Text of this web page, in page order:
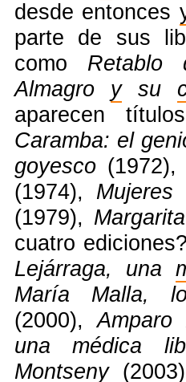
desde entonces
parte de sus
como Retablo
Almagro ysu
aparecen
Caramba: el
goyesco
(1974),
(1979),
cuatro
Lejárraga, una
María Malla,
(2000),
una médica
Montseny